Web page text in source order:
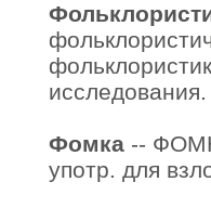
исследования.
Фомка --
употр. для